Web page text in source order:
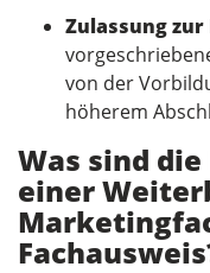
Zulassung
von der
höherem
Was sind
einer